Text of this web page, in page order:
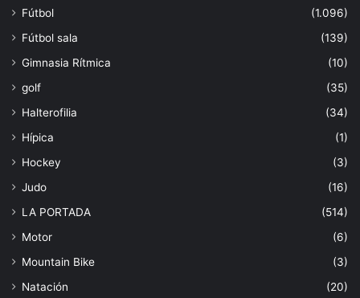
Fútbol
(1.096)
Fútbol sala
(139)
Gimnasia Rítmica
(10)
golf
(35)
Halterofilia
(34)
Hípica
(1)
Hockey
(3)
Judo
(16)
LA PORTADA
(514)
Motor
(6)
Mountain Bike
(3)
Natación
(20)